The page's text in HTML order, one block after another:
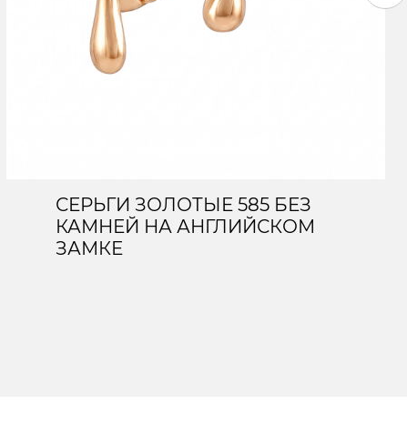
СЕРЬГИ ЗОЛОТЫЕ 585 БЕЗ
КАМНЕЙ НА АНГЛИЙСКОМ
ЗАМКЕ